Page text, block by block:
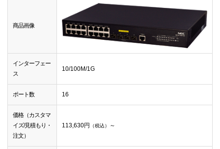
商品画像
インターフェー
ス
10/100M/1G
ポート数 16
価格（カスタマ
イズ/見積もり・
注文）
113,630円 （税込） ～